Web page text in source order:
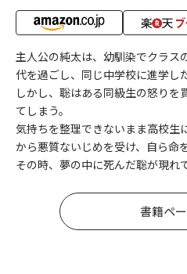
主人公の純太は、幼馴染でクラス
代を過ごし、同じ中学校に進学した
しかし、聡はある同級生の怒りを
てしまう。
気持ちを整理できないまま高校生
から悪質ないじめを受け、自ら命
その時、夢の中に死んだ聡が現れて
書籍ペ